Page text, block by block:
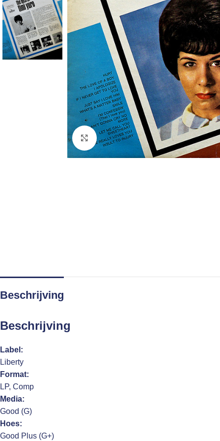
Click to enlarge
Beschrijving
Beschrijving
Label:
Liberty
Format:
LP, Comp
Media:
Good (G)
Hoes:
Good Plus (G+)